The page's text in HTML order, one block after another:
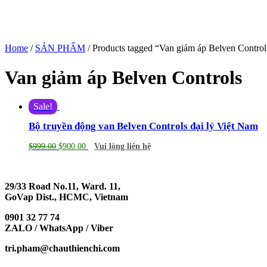
Home / SẢN PHẨM / Products tagged “Van giảm áp Belven
Van giảm áp Belven Controls
Sale!
Bộ truyền động van Belven Controls đại lý Việt Nam
$999.00 $900.00 Vui lòng liên hệ
29/33 Road No.11, Ward. 11,
GoVap Dist., HCMC, Vietnam
0901 32 77 74
ZALO / WhatsApp / Viber
tri.pham@chauthienchi.com